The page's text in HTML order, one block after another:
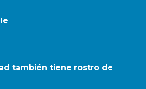
también tiene rostro de